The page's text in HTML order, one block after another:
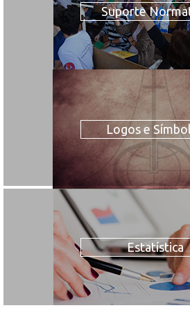
Suporte
Logos e
Estatística